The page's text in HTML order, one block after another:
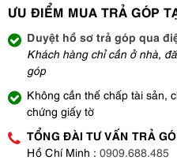
ƯU ĐIỂM MUA TRẢ GÓP
Duyệt hồ sơ trả góp qua
Khách hàng chỉ cần ở nhà,
góp
Không cần thế chấp tài sản,
chứng giấy tờ
TỔNG ĐÀI TƯ VẤN TRẢ
Hồ Chí Minh : 0909.688.485